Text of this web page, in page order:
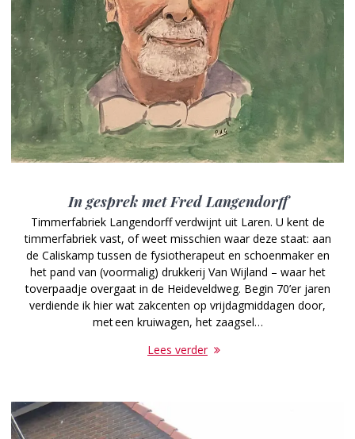
In gesprek met Fred Langendorff
Timmerfabriek Langendorff verdwijnt uit Laren. U kent de
timmerfabriek vast, of weet misschien waar deze staat: aan
de ­Caliskamp tussen de fysiotherapeut en schoenmaker en
het pand van (­voormalig) drukkerij Van Wijland – waar het
toverpaadje overgaat in de ­Heideveldweg. Begin 70’er jaren
verdiende ik hier wat zakcenten op vrijdag­middagen door,
met een kruiwagen, het zaagsel…
Lees verder